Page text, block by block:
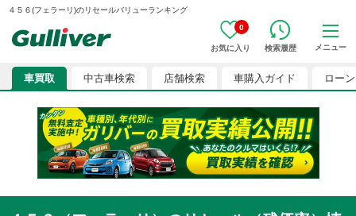
４５６(フェラーリ)のリセールバリューランキング
0
お気に入り 検索履歴 メニュー
車買取 中古車検索 店舗検索 車購入ガイド ローン